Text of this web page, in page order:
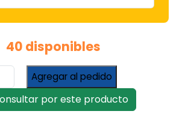
40 disponibles
Agregar al pedido
por este producto